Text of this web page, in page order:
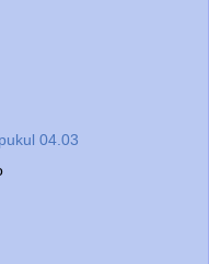
04.03